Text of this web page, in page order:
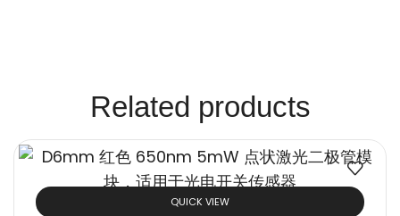
Related products
QUICK VIEW